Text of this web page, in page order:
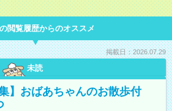
閲覧履歴からのオススメ
掲載日：2026.07.29
未読
】おばあちゃんのお散歩付